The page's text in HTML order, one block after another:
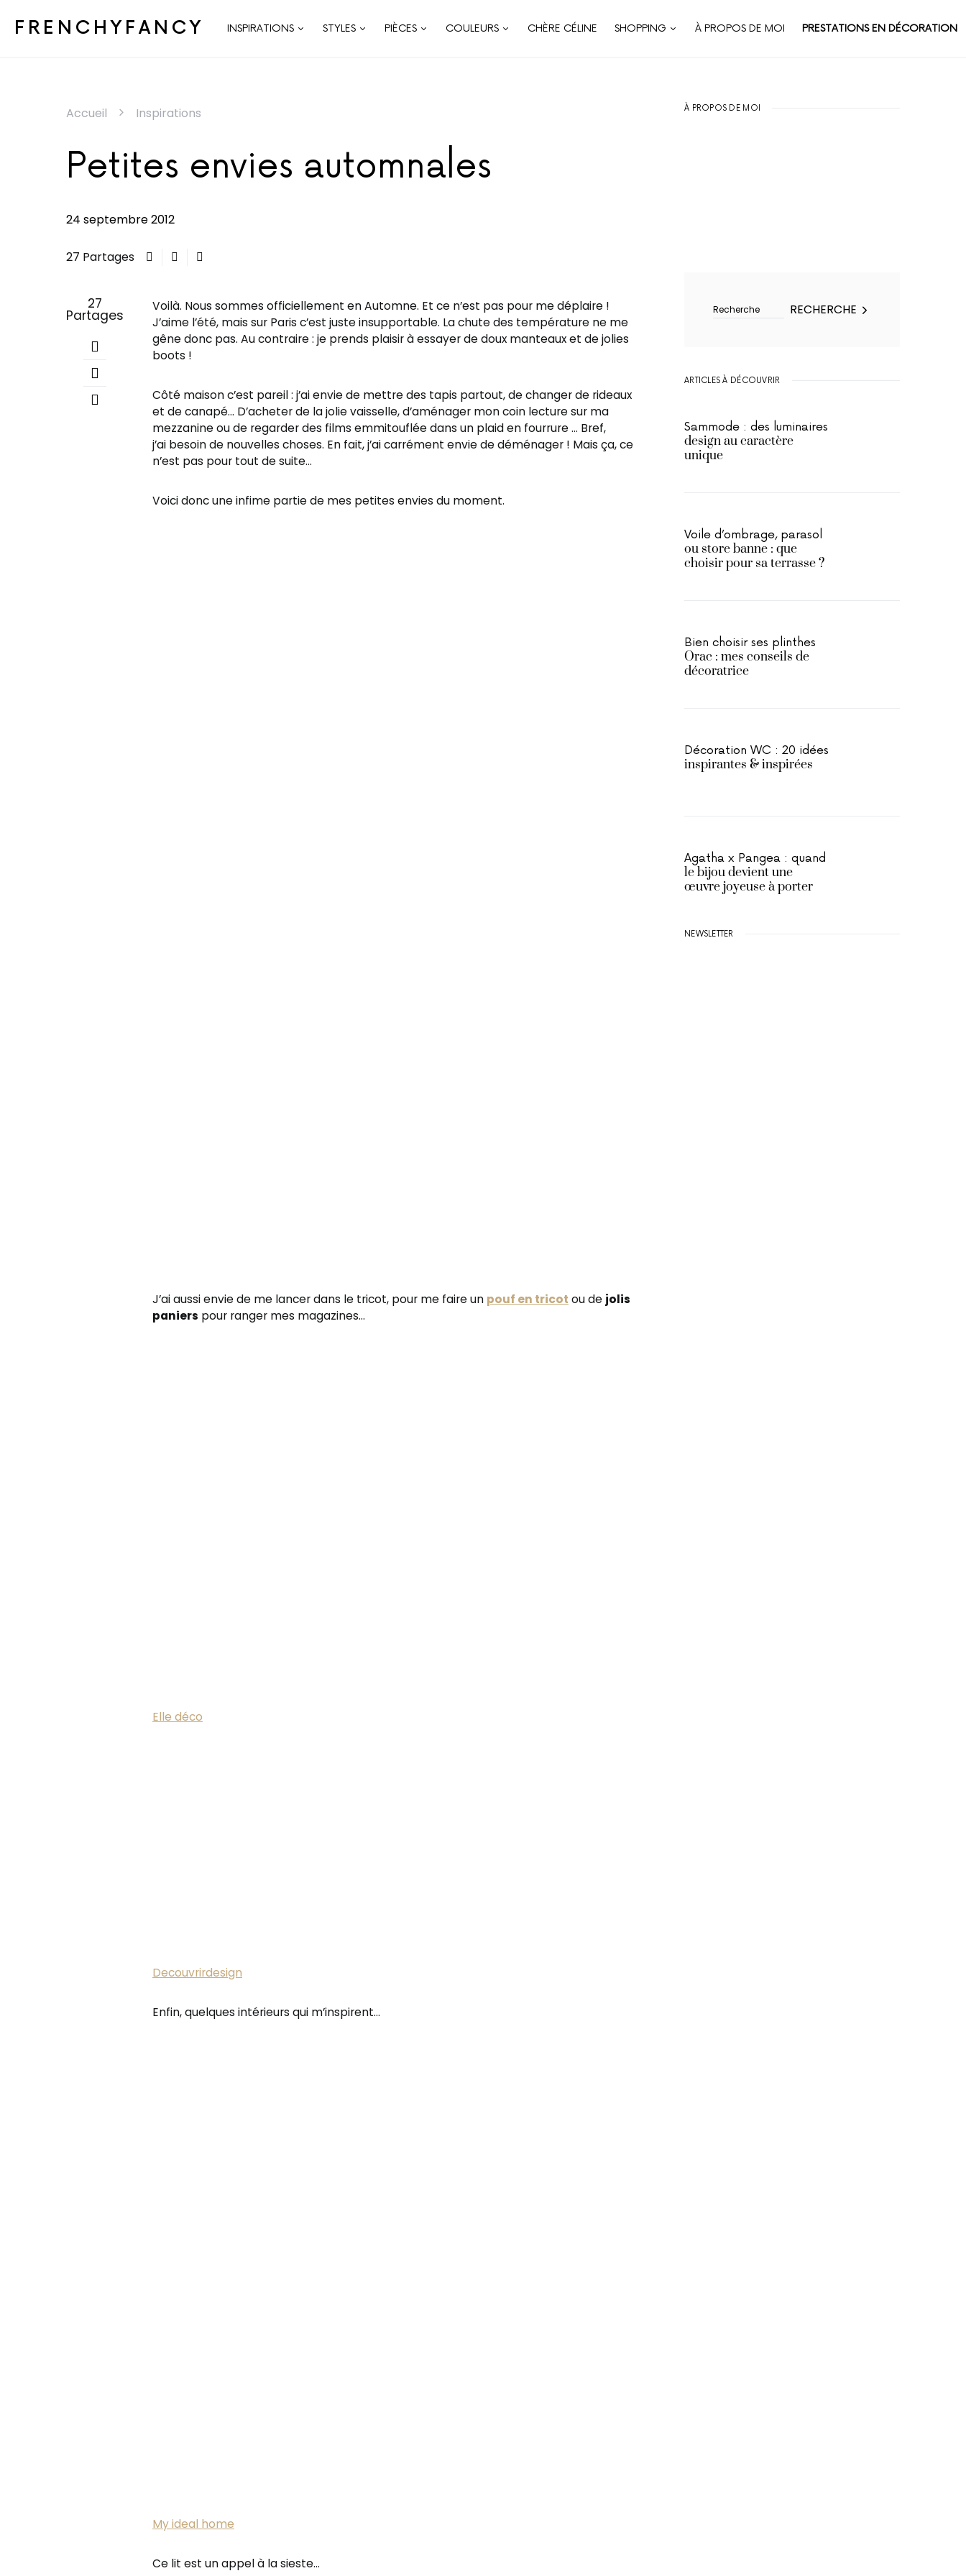
FRENCHYFANCY INSPIRATIONS STYLES PIÈCES COULEURS CHÈRE CÉLINE SHOPPING À PROPOS DE MOI PRESTATIONS EN DÉCORATION
Accueil Inspirations
Petites envies automnales
24 septembre 2012
27 Partages
27
Partages
Voilà. Nous sommes officiellement en Automne. Et ce n’est pas pour me déplaire !
J’aime l’été, mais sur Paris c’est juste insupportable. La chute des température ne me
gêne donc pas. Au contraire : je prends plaisir à essayer de doux manteaux et de jolies
boots !
Côté maison c’est pareil : j’ai envie de mettre des tapis partout, de changer de rideaux
et de canapé… D’acheter de la jolie vaisselle, d’aménager mon coin lecture sur ma
mezzanine ou de regarder des films emmitouflée dans un plaid en fourrure … Bref,
j’ai besoin de nouvelles choses. En fait, j’ai carrément envie de déménager ! Mais ça, ce
n’est pas pour tout de suite…
Voici donc une infime partie de mes petites envies du moment.
J’ai aussi envie de me lancer dans le tricot, pour me faire un pouf en tricot ou de jolis
paniers pour ranger mes magazines…
Elle déco
Decouvrirdesign
Enfin, quelques intérieurs qui m’inspirent…
My ideal home
Ce lit est un appel à la sieste…
À PROPOS DE MOI
RECHERCHE
ARTICLES À DÉCOUVRIR
Sammode : des luminaires
design au caractère
unique
Voile d’ombrage, parasol
ou store banne : que
choisir pour sa terrasse ?
Bien choisir ses plinthes
Orac : mes conseils de
décoratrice
Décoration WC : 20 idées
inspirantes & inspirées
Agatha x Pangea : quand
le bijou devient une
œuvre joyeuse à porter
NEWSLETTER